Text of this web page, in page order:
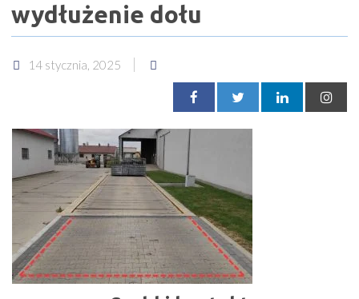
wydłużenie dołu
14 stycznia, 2025